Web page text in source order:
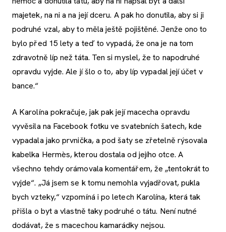
majetek, na ni a na její dceru. A pak ho donutila, aby si ji
podruhé vzal, aby to měla ještě pojištěné. Jenže ono to
bylo před 15 lety a teď to vypadá, že ona je na tom
zdravotně líp než táta. Ten si myslel, že to napodruhé
opravdu vyjde. Ale jí šlo o to, aby líp vypadal její účet v
bance.“
A Karolína pokračuje, jak pak její macecha opravdu
vyvěsila na Facebook fotku ve svatebních šatech, kde
vypadala jako prvnička, a pod šaty se zřetelně rýsovala
kabelka Hermès, kterou dostala od jejího otce. A
všechno tehdy orámovala komentářem, že „tentokrát to
vyjde“. „Já jsem se k tomu nemohla vyjadřovat, pukla
bych vzteky,“ vzpomíná i po letech Karolína, která tak
přišla o byt a vlastně taky podruhé o tátu. Není nutné
dodávat, že s macechou kamarádky nejsou.